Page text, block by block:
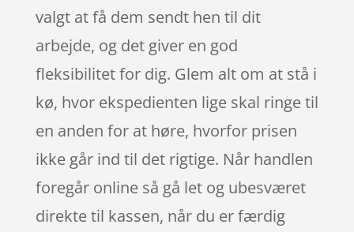
valgt at få dem sendt hen til dit
arbejde, og det giver en god
fleksibilitet for dig. Glem alt om at stå i
kø, hvor ekspedienten lige skal ringe til
en anden for at høre, hvorfor prisen
ikke går ind til det rigtige. Når handlen
foregår online så gå let og ubesværet
direkte til kassen, når du er færdig